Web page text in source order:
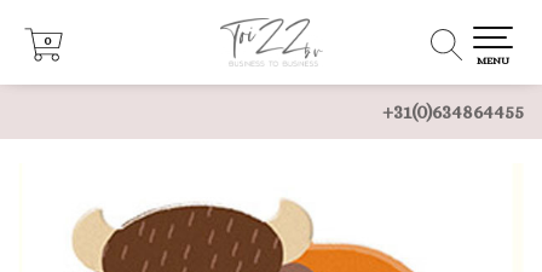
+31(0)634864455
0
0
MENU